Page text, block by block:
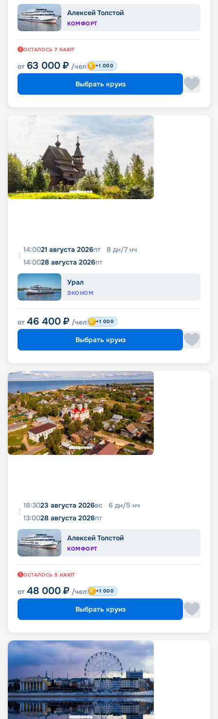
Алексей Толстой
КОМФОРТ
ОСТАЛОСЬ 7 КАЮТ
от 63 000 ₽ /чел +1 000
Выбрать круиз
14:0021 августа 2026пт 8 дн/7 нч
14:0028 августа 2026пт
Урал
ЭКОНОМ
от 46 400 ₽ /чел +1 000
Выбрать круиз
18:3023 августа 2026вс 6 дн/5 нч
13:0028 августа 2026пт
Алексей Толстой
КОМФОРТ
ОСТАЛОСЬ 5 КАЮТ
от 48 000 ₽ /чел +1 000
Выбрать круиз